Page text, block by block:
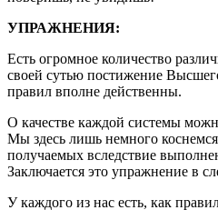
УПРАЖНЕНИЯ:
Есть огромное количество
своей сутью постижение
правил вполне действенны.
О качестве каждой системы
Мы здесь лишь немного
получаемых вследствие
Заключается это упражнение в
У каждого из нас есть, как